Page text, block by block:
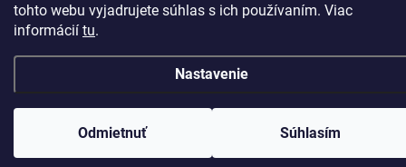
tohto webu vyjadrujete súhlas s ich používaním. Viac
informácií tu.
Nastavenie
Odmietnuť Súhlasím